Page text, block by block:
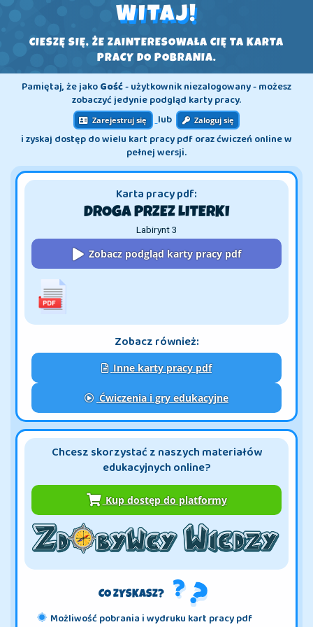
WITAJ!
CIESZĘ SIĘ, ŻE ZAINTERESOWAŁA CIĘ TA KARTA
PRACY DO POBRANIA.
Pamiętaj, że jakoGość- użytkownik niezalogowany - możesz
zobaczyć jedynie podgląd karty pracy.
Zarejestruj się lub Zaloguj się
i zyskaj dostęp do wielu kart pracy pdf oraz ćwiczeń online w
pełnej wersji.
Karta pracy pdf:
DROGA PRZEZ LITERKI
Labirynt 3
Zobacz podgląd karty pracy pdf
Zobacz również:
Inne karty pracy pdf
Ćwiczenia i gry edukacyjne
Chcesz skorzystać z naszych materiałów
edukacyjnych online?
Kup dostęp do platformy
CO ZYSKASZ?
Możliwość pobrania i wydruku kart pracy pdf